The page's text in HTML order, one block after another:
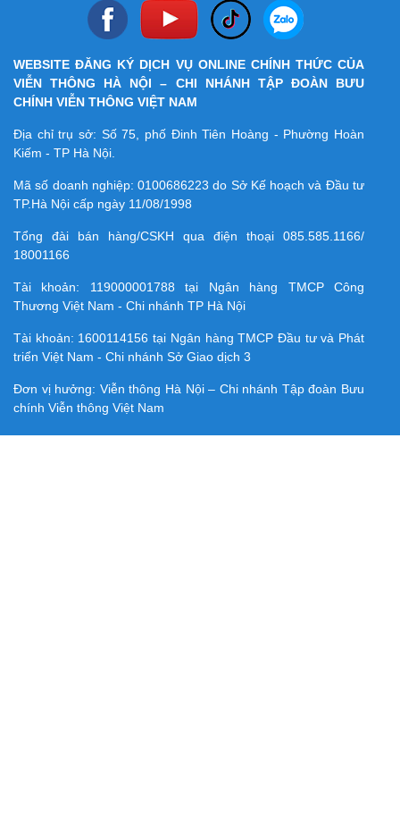
WEBSITE ĐĂNG KÝ DỊCH VỤ ONLINE CHÍNH THỨC CỦA
VIỄN THÔNG HÀ NỘI – CHI NHÁNH TẬP ĐOÀN BƯU
CHÍNH VIỄN THÔNG VIỆT NAM
Địa chỉ trụ sở: Số 75, phố Đinh Tiên Hoàng - Phường Hoàn
Kiếm - TP Hà Nội.
Mã số doanh nghiệp:0100686223 do Sở Kế hoạch và Đầu tư
TP.Hà Nội cấp ngày 11/08/1998
Tổng đài bán hàng/CSKH qua điện thoại 085.585.1166/
18001166
Tài khoản: 119000001788 tại Ngân hàng TMCP Công
Thương Việt Nam - Chi nhánh TP Hà Nội
Tài khoản: 1600114156 tại Ngân hàng TMCP Ðầu tư và Phát
triển Việt Nam - Chi nhánh Sở Giao dịch 3
Đơn vị hưởng: Viễn thông Hà Nội – Chi nhánh Tập đoàn Bưu
chính Viễn thông Việt Nam